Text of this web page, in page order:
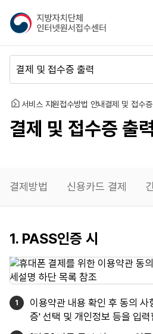
지
방
자
치
단
체
인
넷
원
수
센
터
뉴
동
홈 서비스 지원접수방법 안내결제 및 접수
결제 및 접수증 출력
결제방법 신용카드 결제
휴대폰
결제
1. PASS인증 시
이용약관 내용 확인 후 동의
증' 선택 및 개인정보 등을 입력